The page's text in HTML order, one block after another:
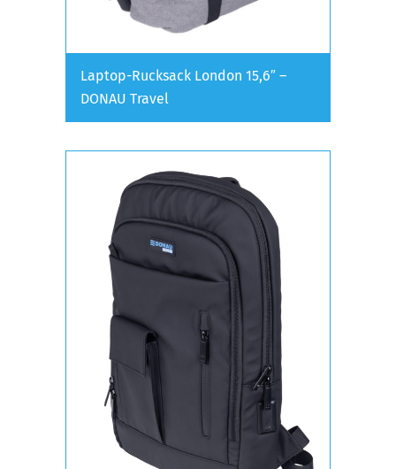
Laptop-Rucksack London 15,6″ –
DONAU Travel